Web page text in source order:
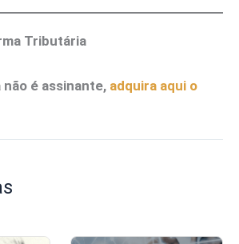
Tributária
não é assinante, adquira aqui o